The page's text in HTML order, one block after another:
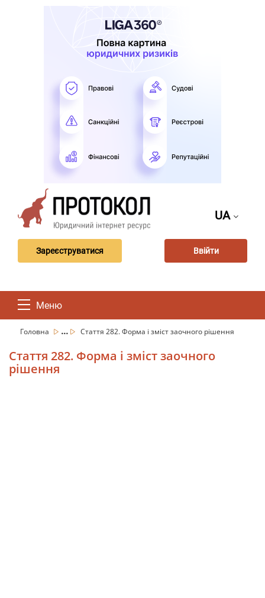
UA
Зареєструватися Ввійти
Меню
Головна ... Стаття 282. Форма і зміст заочного рішення
Стаття 282. Форма і зміст заочного
рішення